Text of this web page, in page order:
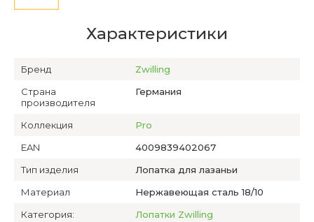
Характеристики
Бренд
Zwilling
Страна
производителя
Германия
Коллекция
Pro
EAN
4009839402067
Тип изделия
Лопатка для лазаньи
Материал
Нержавеющая сталь 18/10
Категория:
Лопатки Zwilling